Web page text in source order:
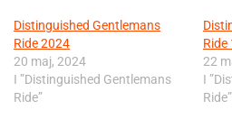
Distinguished Gentlemans
Ride 2024
20 maj, 2024
I ”Distinguished Gentlemans
Ride”
22
I
Ride”